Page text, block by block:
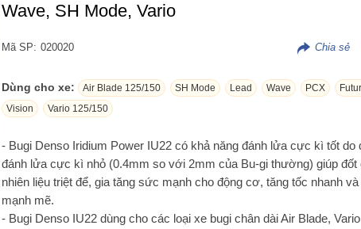
Wave, SH Mode, Vario
Mã SP: 020020
Dùng cho xe: Air Blade 125/150 SH Mode Lead Wave PCX
Vision
Vario 125/150
- Bugi Denso Iridium Power IU22 có khả năng đánh lửa cực kì tốt do
đánh lửa cực kì nhỏ (0.4mm so với 2mm của Bu-gi thường) giúp đốt
nhiên liệu triệt để, gia tăng sức mạnh cho động cơ, tăng tốc nhanh và
mạnh mẽ.
- Bugi Denso IU22 dùng cho các loại xe bugi chân dài Air Blade,